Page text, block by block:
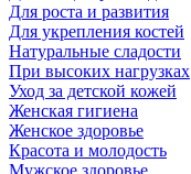
Для роста и развития
Для укрепления костей
Натуральные сладости
При высоких нагрузках
Уход за детской кожей
Женская гигиена
Женское здоровье
Красота и молодость
Мужское здоровье